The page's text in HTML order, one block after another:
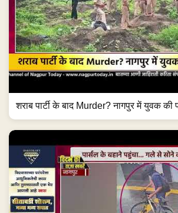
शराब पार्टी के बाद Murder? नागपुर में युवक की